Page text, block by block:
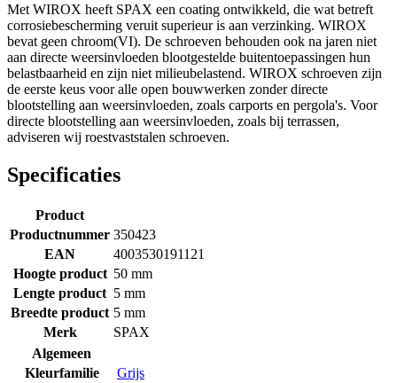
Met WIROX heeft SPAX een coating ontwikkeld, die wat betreft
corrosiebescherming veruit superieur is aan verzinking. WIROX
bevat geen chroom(VI). De schroeven behouden ook na jaren niet
aan directe weersinvloeden blootgestelde buitentoepassingen hun
belastbaarheid en zijn niet milieubelastend. WIROX schroeven zijn
de eerste keus voor alle open bouwwerken zonder directe
blootstelling aan weersinvloeden, zoals carports en pergola's. Voor
directe blootstelling aan weersinvloeden, zoals bij terrassen,
adviseren wij roestvaststalen schroeven.
Specificaties
Product
Productnummer 350423
EAN
4003530191121
Hoogte product 50 mm
Lengte product 5 mm
Breedte product 5 mm
Merk
SPAX
Algemeen
Kleurfamilie
Grijs